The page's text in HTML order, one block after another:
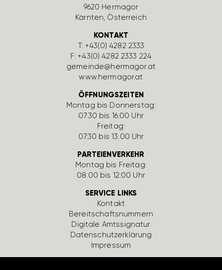
9620 Hermagor
Kärnten, Öster­reich
KONTAKT
T:+43(0) 4282 2333
F: +43(0) 4282 2333 224
gemeinde@hermagor.at
www.hermagor.at
ÖFFNUNGSZEITEN
Montag bis Donnerstag:
07:30 bis 16:00 Uhr
Freitag:
07:30 bis 13:00 Uhr
PARTEIENVERKEHR
Montag bis Freitag:
08:00 bis 12:00 Uhr
SERVICE LINKS
Kontakt
Bereit­schafts­num­mern
Digi­tale Amts­si­gnatur
Daten­schutz­er­klä­rung
Impressum